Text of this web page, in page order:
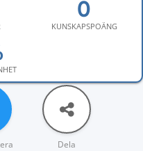
KUNSKAPSPOÄNG
Dela